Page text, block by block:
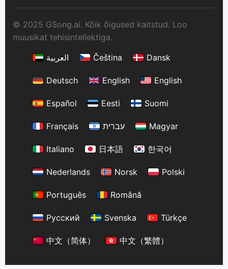
© 2025 GSong.ai. Kõik õigused kaitstud. Loo
muusikat tehisintellektiga.
العربية
Čeština Dansk
Deutsch English English
Español Eesti Suomi
Français עברית Magyar
Italiano 日本語 한국어
Nederlands Norsk Polski
Português Română
Русский Svenska Türkçe
中文（简体） 中文（繁體）